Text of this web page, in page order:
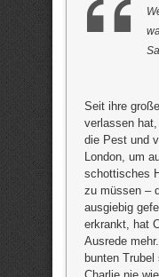
Seit ihre
verlassen
die Pest und
London, um
schottisches
zu müssen –
ausgiebig
erkrankt, hat
Ausrede
bunten